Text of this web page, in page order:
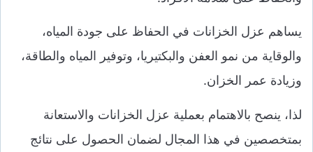
يساهم عزل الخزانات في الحفاظ على جودة المياه،
والوقاية من نمو العفن والبكتيريا، وتوفير المياه والطاقة،
وزيادة عمر الخزان.
لذا، ينصح بالاهتمام بعملية عزل الخزانات والاستعانة
بمتخصصين في هذا المجال لضمان الحصول على نتائج